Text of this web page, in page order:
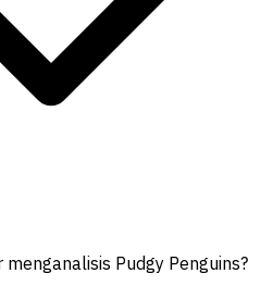
Pudgy Penguins?